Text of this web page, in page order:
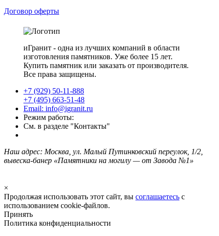
Договор оферты
иГранит - одна из лучших компаний в области
изготовления памятников. Уже более 15 лет.
Купить памятник или заказать от производителя.
Все права защищены.
+7 (929) 50-11-888
+7 (495) 663-51-48
Email: info@igranit.ru
Режим работы:
См. в разделе "Контакты"
Наш адрес: Москва, ул. Малый Путинковский переулок, 1/2,
вывеска-банер «Памятники на могилу — от Завода №1»
×
Продолжая использовать этот сайт, вы соглашаетесь с
использованием cookie-файлов.
Принять
Политика конфиденциальности